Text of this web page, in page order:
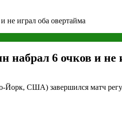
не играл оба овертайма
набрал 6 очков и не
Йорк, США) завершился матч